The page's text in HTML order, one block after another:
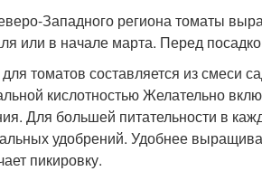
Западного региона томаты
или в начале марта. Перед
томатов составляется из смеси
кислотностью Желательно
Для большей питательности в
удобрений. Удобнее
пикировку.